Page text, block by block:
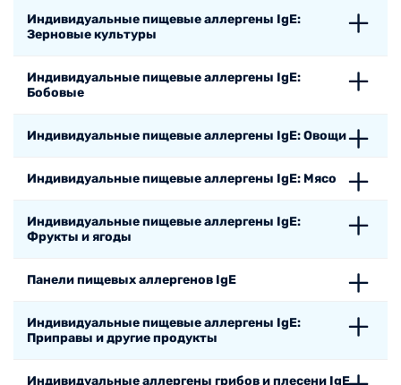
Индивидуальные пищевые аллергены IgE:
Зерновые культуры
Индивидуальные пищевые аллергены IgE:
Бобовые
Индивидуальные пищевые аллергены IgE: Овощи
Индивидуальные пищевые аллергены IgE: Мясо
Индивидуальные пищевые аллергены IgE:
Фрукты и ягоды
Панели пищевых аллергенов IgE
Индивидуальные пищевые аллергены IgE:
Приправы и другие продукты
Индивидуальные аллергены грибов и плесени IgE